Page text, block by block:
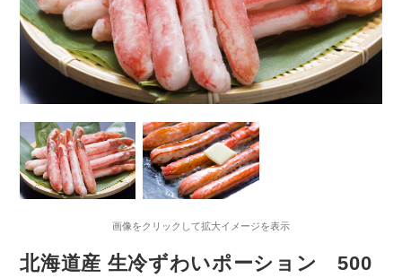
画像をクリックして拡大イメージを表示
北海道産 生冷ずわいポーション 500